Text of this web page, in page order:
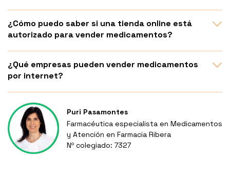
¿Cómo puedo saber si una tienda online está
autorizado para vender medicamentos?
¿Qué empresas pueden vender medicamentos
por internet?
Puri Pasamontes
Farmacéutica especialista en Medicamentos
y Atención en Farmacia Ribera
Nº colegiado: 7327